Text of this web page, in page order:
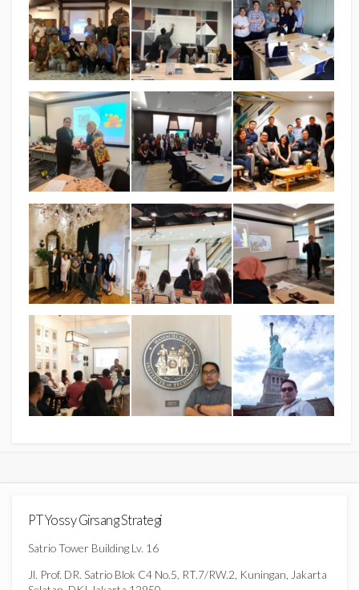
PT Yossy Girsang Strategi
Satrio Tower Building Lv. 16
Jl. Prof. DR. Satrio Blok C4 No.5, RT.7/RW.2, Kuningan, Jakarta